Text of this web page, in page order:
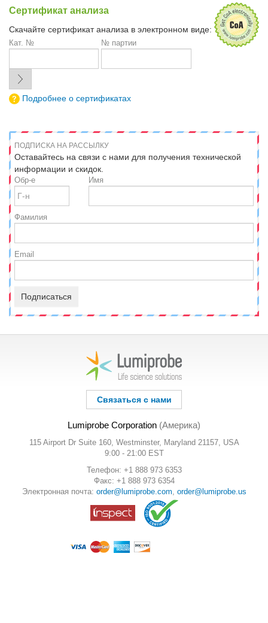
Сертификат анализа
Скачайте сертификат анализа в электронном виде:
Кат. № № партии
Подробнее о сертификатах
ПОДПИСКА НА РАССЫЛКУ
Оставайтесь на связи с нами для получения технической
информации и скидок.
Обр-е Имя
Фамилия
Email
Подписаться
Связаться с нами
Lumiprobe Corporation (Америка)
115 Airport Dr Suite 160, Westminster, Maryland 21157, USA
9:00 - 21:00 EST
Телефон: +1 888 973 6353
Факс: +1 888 973 6354
Электронная почта: order@lumiprobe.com order@lumiprobe.us